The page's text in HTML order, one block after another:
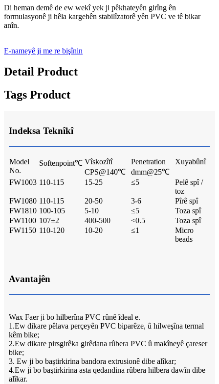
Di heman demê de ew wekî yek ji pêkhateyên girîng ên
formulasyonê ji hêla kargehên stabilîzatorê yên PVC ve tê bikar
anîn.
E-nameyê ji me re bişînin
Detail Product
Tags Product
Indeksa Teknîkî
Model
No.
Softenpoint℃ Vîskozîtî
CPS@140℃
Penetration
dmm@25℃
Xuyabûnî
FW1003 110-115 15-25 ≤5
Pelê spî /
toz
FW1080 110-115 20-50 3-6
Pîrê spî
FW1810 100-105 5-10 ≤5
Toza spî
FW1100 107±2 400-500 <0.5
Toza spî
FW1150 110-120 10-20 ≤1
Micro
beads
Avantajên
Wax Faer ji bo hilberîna PVC rûnê îdeal e.
1.Ew dikare pêlava perçeyên PVC biparêze, û hilweşîna termal
kêm bike;
2.Ew dikare pirsgirêka girêdana rûbera PVC û makîneyê çareser
bike;
3. Ew ji bo baştirkirina bandora extrusionê dibe alîkar;
4.Ew ji bo baştirkirina asta qedandina rûbera hilbera dawîn dibe
alîkar.